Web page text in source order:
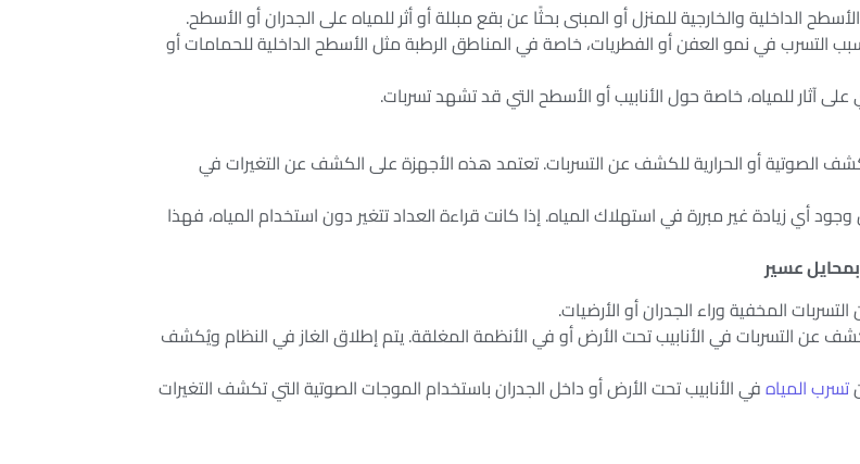
الداخلية والخارجية للمنزل أو المبنى بحثًا عن بقع مبللة أو أثر للمياه على الجدران أو الأسطح.
التسرب في نمو العفن أو الفطريات، خاصة في المناطق الرطبة مثل الأسطح الداخلية للحمامات أو
آثار للمياه، خاصة حول الأنابيب أو الأسطح التي قد تشهد تسربات.
الصوتية أو الحرارية للكشف عن التسربات. تعتمد هذه الأجهزة على الكشف عن التغيرات في
أي زيادة غير مبررة في استهلاك المياه. إذا كانت قراءة العداد تتغير دون استخدام المياه، فهذا
المخفية وراء الجدران أو الأرضيات.
عن التسربات في الأنابيب تحت الأرض أو في الأنظمة المغلقة. يتم إطلاق الغاز في النظام ويُكشف
تسرب المياهفي الأنابيب تحت الأرض أو داخل الجدران باستخدام الموجات الصوتية التي تكشف التغيرات